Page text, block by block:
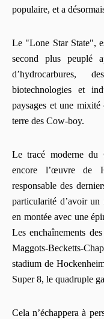
populaire, et a
Le "Lone Star State",
second plus peuplé
d’hydrocarbures,
biotechnologies et
paysages et une
terre des Cow-boy.
Le tracé moderne
encore l’œuvre de
responsable des
particularité d’avoir
en montée avec une
Les enchaînements
Maggots-Becketts-
stadium de
Super 8, le quadruple
Cela n’échappera à